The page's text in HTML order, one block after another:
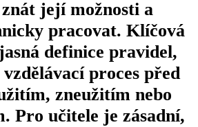
její možnosti a
pracovat. Klíčová
definice pravidel,
proces před
zneužitím nebo
Pro učitele je zásadní,